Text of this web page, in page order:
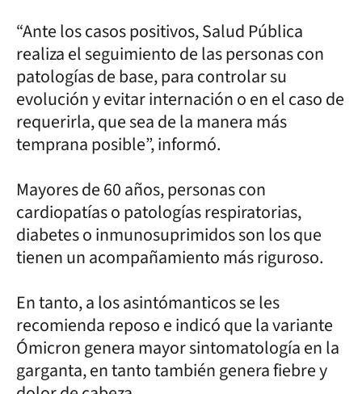
“Ante los casos positivos, Salud Pública
realiza el seguimiento de las personas con
patologías de base, para controlar su
evolución y evitar internación o en el caso de
requerirla, que sea de la manera más
temprana posible”, informó.
Mayores de 60 años, personas con
cardiopatías o patologías respiratorias,
diabetes o inmunosuprimidos son los que
tienen un acompañamiento más riguroso.
En tanto, a los asintómanticos se les
recomienda reposo e indicó que la variante
Ómicron genera mayor sintomatología en la
garganta, en tanto también genera fiebre y